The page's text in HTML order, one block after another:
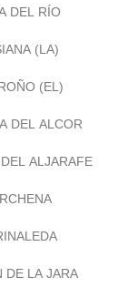
DEL RÍO
(LA)
(EL)
DEL ALCOR
ALJARAFE
DE LA JARA